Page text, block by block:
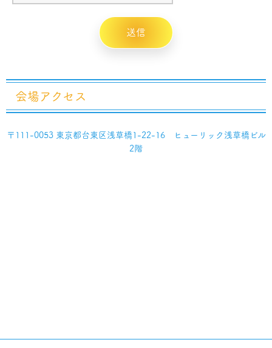
送信
会場アクセス
〒111-0053 東京都台東区浅草橋1-22-16 ヒューリック浅草橋ビル
2階